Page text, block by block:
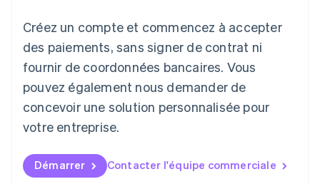
Créez un compte et commencez à accepter
des paiements, sans signer de contrat ni
fournir de coordonnées bancaires. Vous
pouvez également nous demander de
concevoir une solution personnalisée pour
votre entreprise.
Démarrer Contacter l'équipe commerciale
Luxembourg
FrançaisDeutsch English
Malaisie
English 简体中文
Malte
English
EspañolEnglish
English
Nouvelle-Zélande